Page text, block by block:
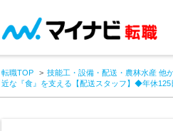
転職TOP 技能工・設備・配送・農林水産 他
近な『食』を支える【配送スタッフ】◆年休125